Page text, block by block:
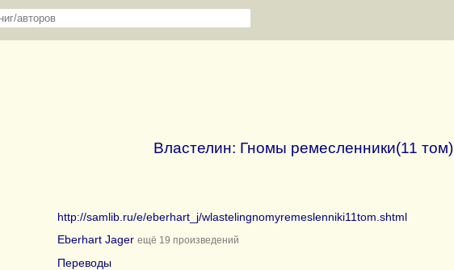
Властелин: Гномы ремесленники(11 том)
http://samlib.ru/e/eberhart_j/wlastelingnomyremeslenniki11tom.shtml
Eberhart Jager ещё 19 произведений
Переводы